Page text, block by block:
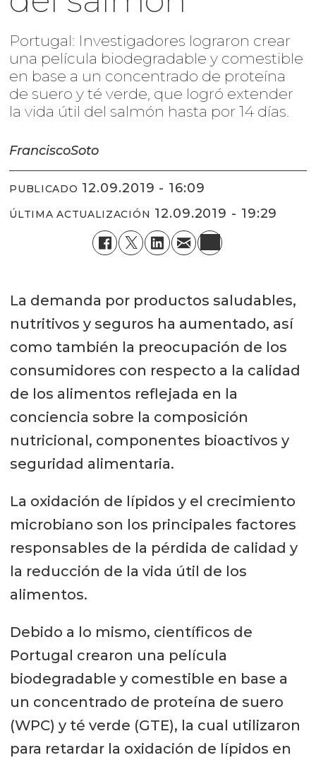
Portugal: Investigadores lograron crear
una película biodegradable y comestible
en base a un concentrado de proteína
de suero y té verde, que logró extender
la vida útil del salmón hasta por 14 días.
FranciscoSoto
PUBLICADO 12.09.2019 - 16:09
ÚLTIMA ACTUALIZACIÓN 12.09.2019 - 19:29
La demanda por productos saludables,
nutritivos y seguros ha aumentado, así
como también la preocupación de los
consumidores con respecto a la calidad
de los alimentos reflejada en la
conciencia sobre la composición
nutricional, componentes bioactivos y
seguridad alimentaria.
La oxidación de lípidos y el crecimiento
microbiano son los principales factores
responsables de la pérdida de calidad y
la reducción de la vida útil de los
alimentos.
Debido a lo mismo, científicos de
Portugal crearon una película
biodegradable y comestible en base a
un concentrado de proteína de suero
(WPC) y té verde (GTE), la cual utilizaron
para retardar la oxidación de lípidos en